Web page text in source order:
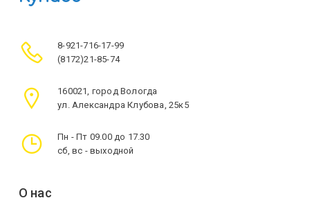
8-921-716-17-99
(8172)21-85-74
160021, город Вологда
ул. Александра Клубова, 25к5
Пн - Пт 09.00 до 17.30
сб, вс - выходной
О нас